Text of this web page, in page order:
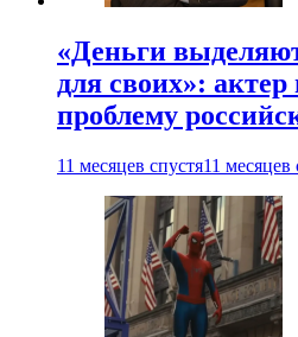
«Деньги
для своих»:
проблему
11 месяцев спустя11 месяцев